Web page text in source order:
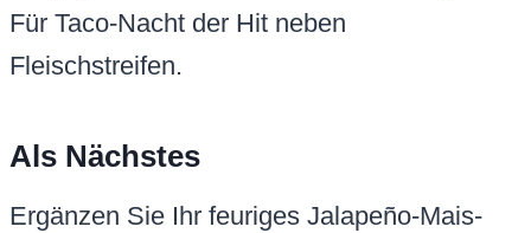
Für Taco-Nacht der Hit neben
Fleischstreifen.
Als Nächstes
Ergänzen Sie Ihr feuriges Jalapeño-Mais-